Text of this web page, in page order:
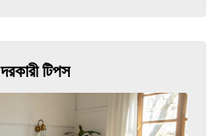
দরকারী টিপস